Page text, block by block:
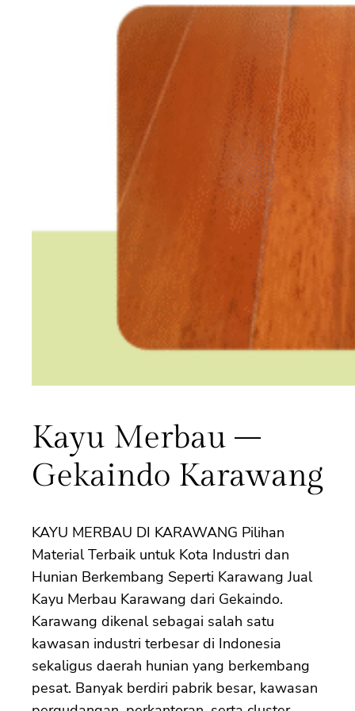
Kayu Merbau –
Gekaindo Karawang
KAYU MERBAU DI KARAWANG Pilihan
Material Terbaik untuk Kota Industri dan
Hunian Berkembang Seperti Karawang Jual
Kayu Merbau Karawang dari Gekaindo.
Karawang dikenal sebagai salah satu
kawasan industri terbesar di Indonesia
sekaligus daerah hunian yang berkembang
pesat. Banyak berdiri pabrik besar, kawasan